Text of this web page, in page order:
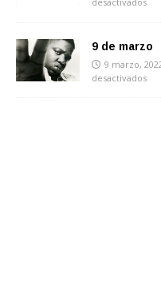
9 de marzo
9 marzo,
desactivados